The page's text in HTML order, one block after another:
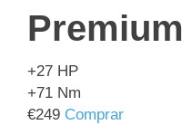
Premium
+27 HP
+71 Nm
€249 Comprar